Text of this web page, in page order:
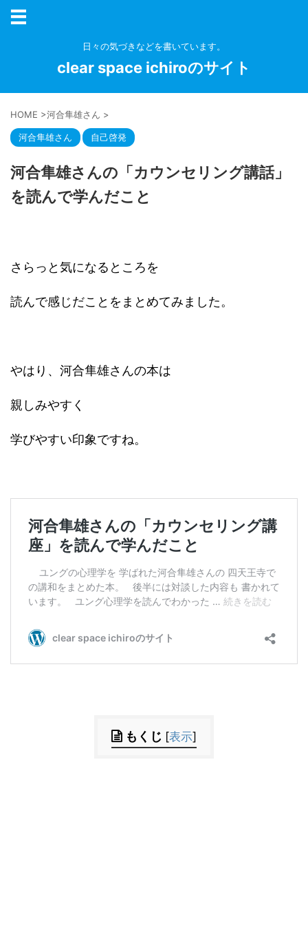
日々の気づきなどを書いています。
clear space ichiroのサイト
HOME >河合隼雄さん >
河合隼雄さん 自己啓発
河合隼雄さんの「カウンセリング講話」
を読んで学んだこと
さらっと気になるところを
読んで感じだことをまとめてみました。
やはり、河合隼雄さんの本は
親しみやすく
学びやすい印象ですね。
もくじ [表示]